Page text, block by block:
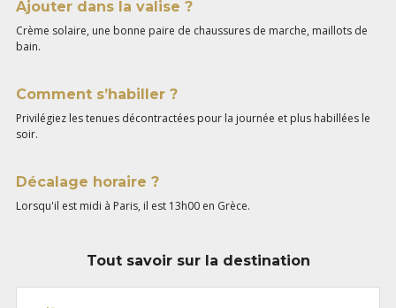
Ajouter dans la valise ?
Crème solaire, une bonne paire de chaussures de marche, maillots de
bain.
Comment s’habiller ?
Privilégiez les tenues décontractées pour la journée et plus habillées le
soir.
Décalage horaire ?
Lorsqu'il est midi à Paris, il est 13h00 en Grèce.
Tout savoir sur la destination